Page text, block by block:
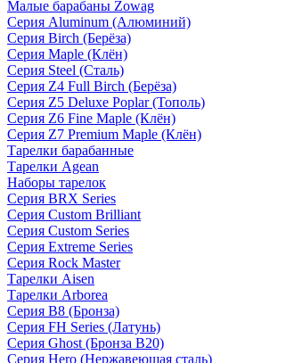
Малые барабаны Zowag
Серия Aluminum (Алюминий)
Серия Birch (Берёза)
Серия Maple (Клён)
Серия Steel (Сталь)
Серия Z4 Full Birch (Берёза)
Серия Z5 Deluxe Poplar (Тополь)
Серия Z6 Fine Maple (Клён)
Серия Z7 Premium Maple (Клён)
Тарелки барабанные
Тарелки Agean
Наборы тарелок
Серия BRX Series
Серия Custom Brilliant
Серия Custom Series
Серия Extreme Series
Серия Rock Master
Тарелки Aisen
Тарелки Arborea
Серия B8 (Бронза)
Серия FH Series (Латунь)
Серия Ghost (Бронза B20)
Серия Hero (Нержавеющая сталь)